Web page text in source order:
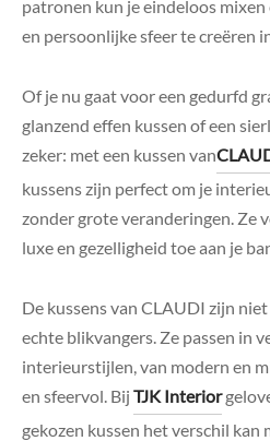
patronen kun je eindeloos
en persoonlijke sfeer te creëren
Of je nu gaat voor een gedurfd
glanzend effen kussen of een
zeker: met een kussen van
kussens zijn perfect om je
zonder grote veranderingen. Ze
luxe en gezelligheid toe aan je
De kussens van CLAUDI zijn
echte blikvangers. Ze passen in
interieurstijlen, van modern en
en sfeervol. Bij TJK Interior
gekozen kussen het verschil kan